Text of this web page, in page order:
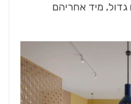
גדול, מיד אחריהם